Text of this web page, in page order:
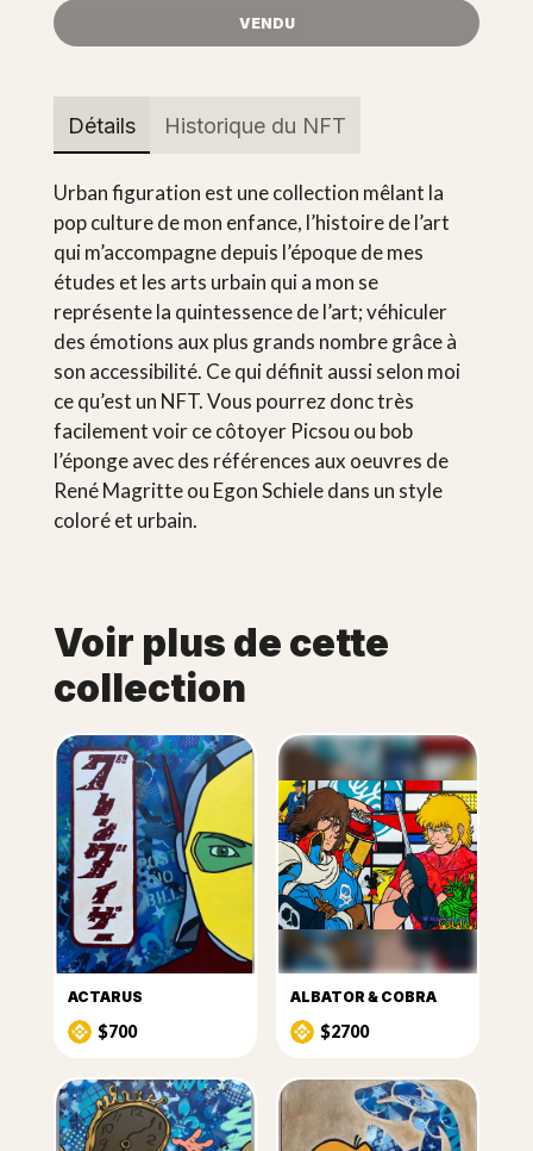
VENDU
Détails Historique du NFT
Urban figuration est une collection mêlant la
pop culture de mon enfance, l’histoire de l’art
qui m’accompagne depuis l’époque de mes
études et les arts urbain qui a mon se
représente la quintessence de l’art; véhiculer
des émotions aux plus grands nombre grâce à
son accessibilité. Ce qui définit aussi selon moi
ce qu’est un NFT. Vous pourrez donc très
facilement voir ce côtoyer Picsou ou bob
l’éponge avec des références aux oeuvres de
René Magritte ou Egon Schiele dans un style
coloré et urbain.
Voir plus de cette
collection
ACTARUS
$700
ALBATOR & COBRA
$2700